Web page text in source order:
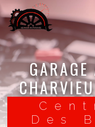
Des
Panneau de gestion des